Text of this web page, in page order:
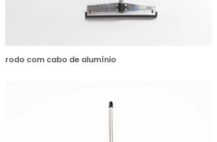
rodo com cabo de alumínio